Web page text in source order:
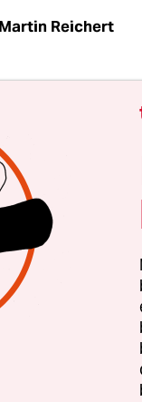
Martin Reichert
Menschenrecht
ist vielfältig
Längst geht es
versus
es
jene
zunächst von
schon
heilig zu